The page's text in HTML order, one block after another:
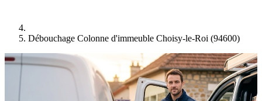
Débouchage Colonne d'immeuble Choisy-le-Roi (94600)